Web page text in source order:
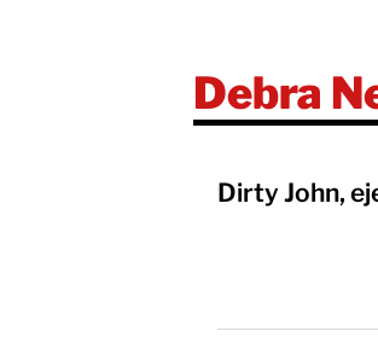
Debra
Dirty John,